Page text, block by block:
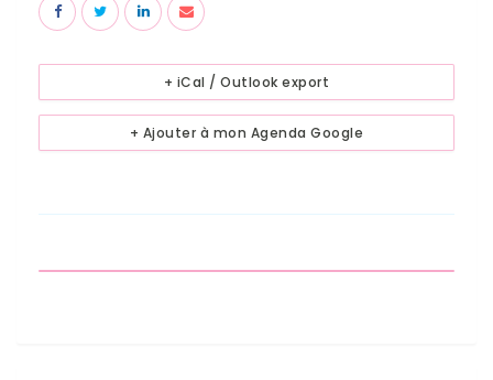
+ Ajouter à mon Agenda Google
+ iCal / Outlook export